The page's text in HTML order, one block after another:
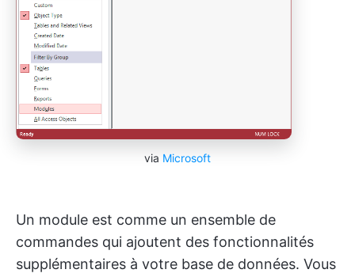
via Microsoft
Un module est comme un ensemble de
commandes qui ajoutent des fonctionnalités
supplémentaires à votre base de données. Vous